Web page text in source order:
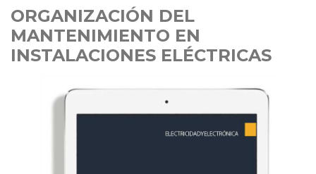
ORGANIZACIÓN DEL
MANTENIMIENTO EN
INSTALACIONES ELÉCTRICAS